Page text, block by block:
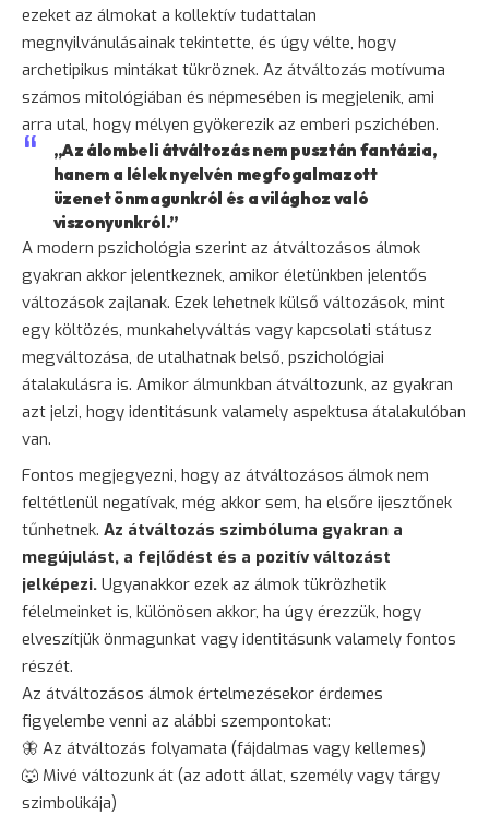
ezeket az álmokat a kollektív tudattalan
megnyilvánulásainak tekintette, és úgy vélte, hogy
archetipikus mintákat tükröznek. Az átváltozás motívuma
számos mitológiában és népmesében is megjelenik, ami
arra utal, hogy mélyen gyökerezik az emberi pszichében.
„Az álombeli átváltozás nem pusztán fantázia,
hanem a lélek nyelvén megfogalmazott
üzenet önmagunkról és a világhoz való
viszonyunkról.”
A modern pszichológia szerint az átváltozásos álmok
gyakran akkor jelentkeznek, amikor életünkben jelentős
változások zajlanak. Ezek lehetnek külső változások, mint
egy költözés, munkahelyváltás vagy kapcsolati státusz
megváltozása, de utalhatnak belső, pszichológiai
átalakulásra is. Amikor álmunkban átváltozunk, az gyakran
azt jelzi, hogy identitásunk valamely aspektusa átalakulóban
van.
Fontos megjegyezni, hogy az átváltozásos álmok nem
feltétlenül negatívak, még akkor sem, ha elsőre ijesztőnek
tűnhetnek. Az átváltozás szimbóluma gyakran a
megújulást, a fejlődést és a pozitív változást
jelképezi. Ugyanakkor ezek az álmok tükrözhetik
félelmeinket is, különösen akkor, ha úgy érezzük, hogy
elveszítjük önmagunkat vagy identitásunk valamely fontos
részét.
Az átváltozásos álmok értelmezésekor érdemes
figyelembe venni az alábbi szempontokat:
🦋 Az átváltozás folyamata (fájdalmas vagy kellemes)
🐺 Mivé változunk át (az adott állat, személy vagy tárgy
szimbolikája)